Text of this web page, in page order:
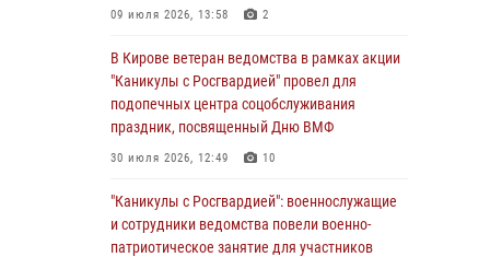
победителем открытого шахматного турнира
Директор Росгвардии Герой России генерал
армии Виктор Золотов поздравил
специалистов подразделений тыла с
профессиональным праздником
В Кирове росгвардейцы задержали в кафе и
сауне подозреваемых в хулиганстве
09 июля 2026, 13:58 2
В Кирове ветеран ведомства в рамках акции
"Каникулы с Росгвардией" провел для
подопечных центра соцобслуживания
праздник, посвященный Дню ВМФ
30 июля 2026, 12:49 10
"Каникулы с Росгвардией": военнослужащие
и сотрудники ведомства повели военно-
патриотическое занятие для участников